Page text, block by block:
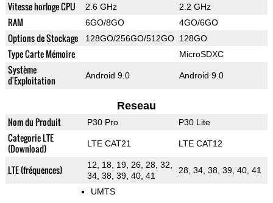
Vitesse horloge CPU 2.6 GHz 2.2 GHz
RAM 6GO/8GO 4GO/6GO
Options de Stockage 128GO/256GO/512GO 128GO
Type Carte Mémoire MicroSDXC
Système
d'Exploitation
Android 9.0 Android 9.0
Reseau
Nom du Produit P30 Pro P30 Lite
Categorie LTE
(Download)
LTE CAT21 LTE CAT12
LTE (fréquences)
12, 18, 19, 26, 28, 32,
34, 38, 39, 40, 41
28, 34, 38, 39, 40, 41
UMTS